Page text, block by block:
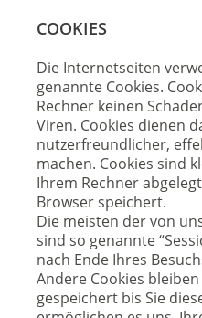
COOKIES
Die Internetseiten
genannte Cookies.
Rechner keinen
Viren. Cookies dienen
nutzerfreundlicher,
machen. Cookies sind
Ihrem Rechner
Browser speichert.
Die meisten der von
sind so genannte
nach Ende Ihres
Andere Cookies
gespeichert bis Sie